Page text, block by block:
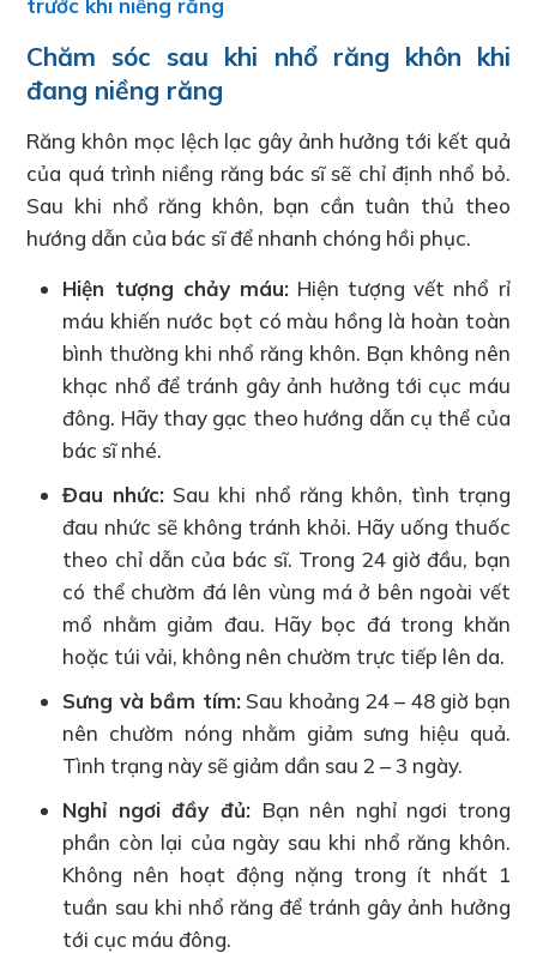
Chăm sóc sau khi nhổ răng khôn khi
đang niềng răng
Răng khôn mọc lệch lạc gây ảnh hưởng tới kết quả
của quá trình niềng răng bác sĩ sẽ chỉ định nhổ bỏ.
Sau khi nhổ răng khôn, bạn cần tuân thủ theo
hướng dẫn của bác sĩ để nhanh chóng hồi phục.
Hiện tượng chảy máu:Hiện tượng vết nhổ rỉ
máu khiến nước bọt có màu hồng là hoàn toàn
bình thường khi nhổ răng khôn. Bạn không nên
khạc nhổ để tránh gây ảnh hưởng tới cục máu
đông. Hãy thay gạc theo hướng dẫn cụ thể của
bác sĩ nhé.
Đau nhức: Sau khi nhổ răng khôn, tình trạng
đau nhức sẽ không tránh khỏi. Hãy uống thuốc
theo chỉ dẫn của bác sĩ. Trong 24 giờ đầu, bạn
có thể chườm đá lên vùng má ở bên ngoài vết
mổ nhằm giảm đau. Hãy bọc đá trong khăn
hoặc túi vải, không nên chườm trực tiếp lên da.
Sưng và bầm tím:Sau khoảng 24 – 48 giờ bạn
nên chườm nóng nhằm giảm sưng hiệu quả.
Tình trạng này sẽ giảm dần sau 2 – 3 ngày.
Nghỉ ngơi đầy đủ: Bạn nên nghỉ ngơi trong
phần còn lại của ngày sau khi nhổ răng khôn.
Không nên hoạt động nặng trong ít nhất 1
tuần sau khi nhổ răng để tránh gây ảnh hưởng
tới cục máu đông.